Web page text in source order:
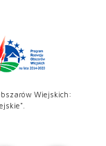
Wiejskich: